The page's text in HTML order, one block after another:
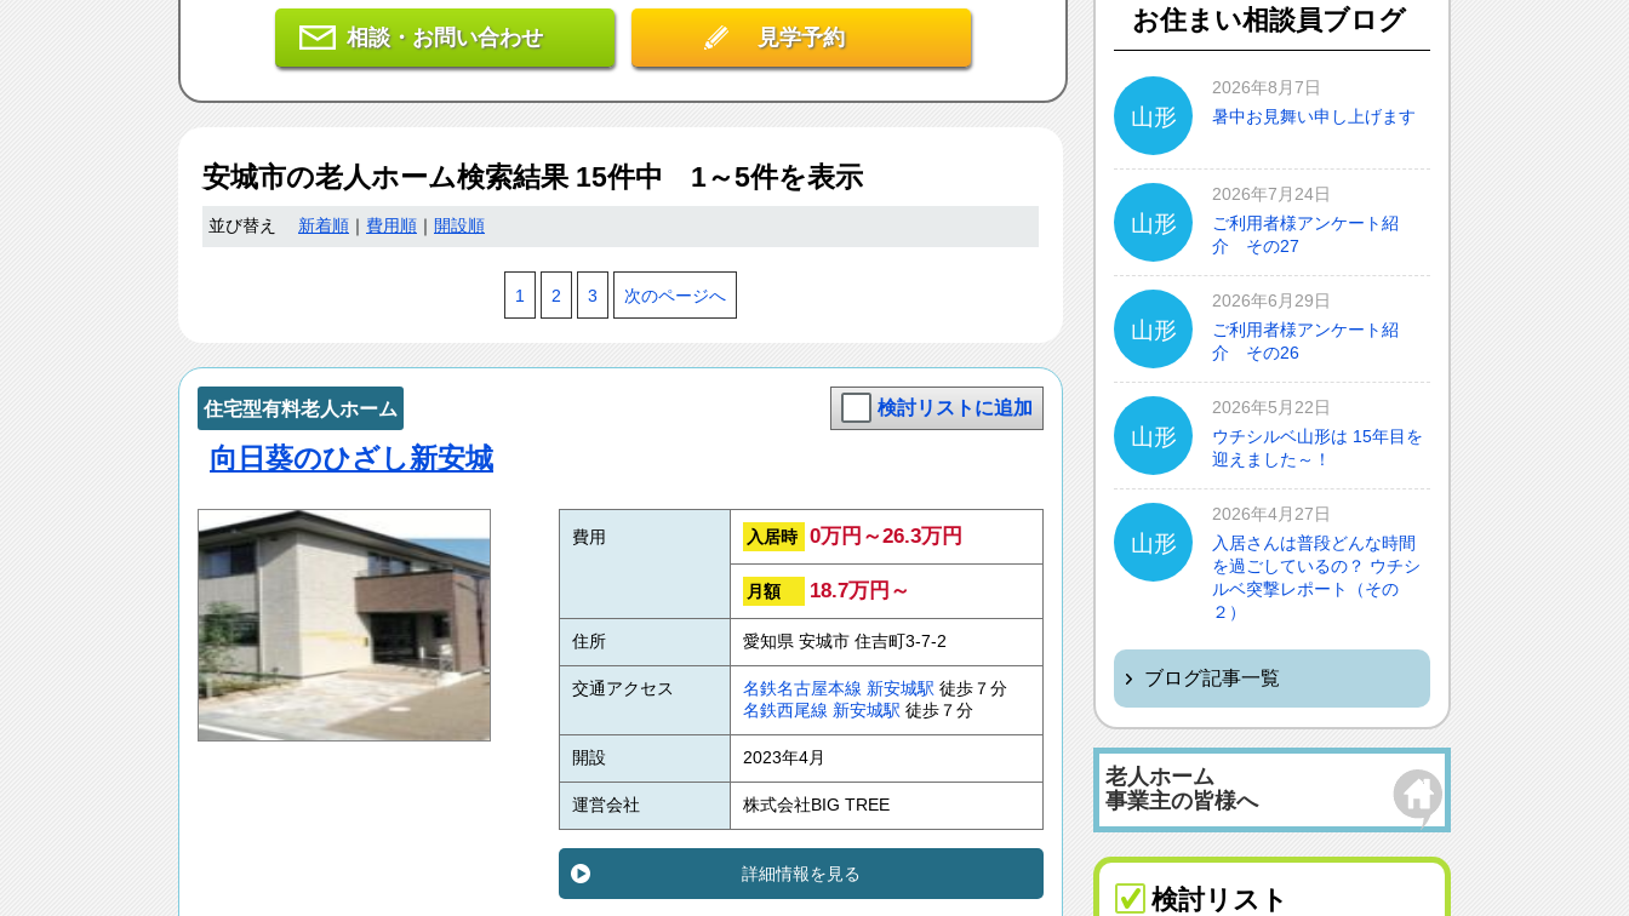
相談・お問い合わせ 見学予約
安城市の老人ホーム検索結果 15件中 1～5件を表示
並び替え 新着順 費用順 開設順
1 2 3 次のページへ
住宅型有料老人ホーム 検討リストに追加
向日葵のひざし新安城
費用 入居時 0万円～26.3万円
月額 18.7万円～
住所 愛知県 安城市 住吉町3-7-2
交通アクセス 名鉄名古屋本線 新安城駅 徒歩７分
名鉄西尾線 新安城駅 徒歩７分
開設 2023年4月
運営会社 株式会社BIG TREE
詳細情報を見る
お住まい相談員ブログ
山形
2026年8月7日
暑中お見舞い申し上げます
山形
2026年7月24日
ご利用者様アンケート紹
介 その27
山形
2026年6月29日
ご利用者様アンケート紹
介 その26
山形
2026年5月22日
ウチシルベ山形は 15年目を
迎えました～！
山形
2026年4月27日
入居さんは普段どんな時間
を過ごしているの？ ウチシ
ルベ突撃レポート（その
２）
ブログ記事一覧
老人ホーム
事業主の皆様へ
検討リスト